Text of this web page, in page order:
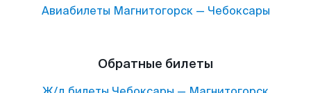
Авиабилеты Магнитогорск— Чебоксары
Обратные билеты